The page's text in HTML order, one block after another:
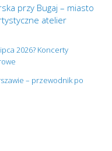
przy Bugaj – miasto
atelier
2026? Koncerty
– przewodnik po